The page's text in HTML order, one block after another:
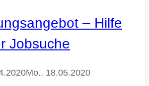
– Hilfe
Jobsuche
Mo., 18.05.2020